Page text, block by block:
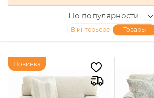
По популярности
В интерьере Товары
Цена
До
Новинка